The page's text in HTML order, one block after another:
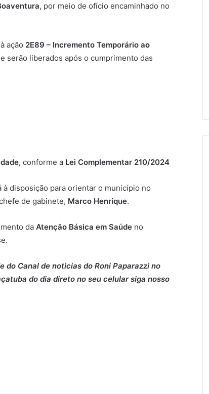
, por meio de ofício encaminhado no
ação 2E89 – Incremento Temporário ao
serão liberados após o cumprimento das
, conforme a Lei Complementar 210/2024
disposição para orientar o município no
de gabinete, Marco Henrique.
da Atenção Básica em Saúde no
do Canal de noticias do Roni Paparazzi no
do dia direto no seu celular siga nosso